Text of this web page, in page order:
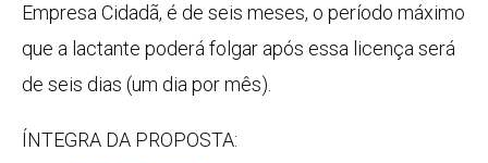
Empresa Cidadã, é de seis meses, o período máximo
que a lactante poderá folgar após essa licença será
de seis dias (um dia por mês).
ÍNTEGRA DA PROPOSTA: